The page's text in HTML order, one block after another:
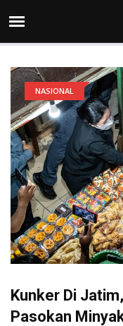
NASIONAL
Kunker Di
Pasokan